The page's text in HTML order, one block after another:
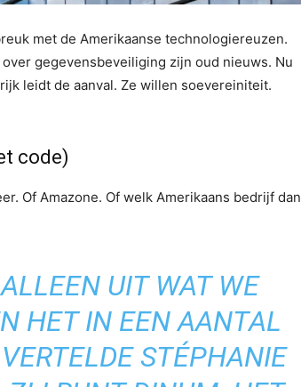
met de Amerikaanse technologiereuzen.
gegevensbeveiliging zijn oud nieuws. Nu
leidt de aanval. Ze willen soevereiniteit.
code)
Of Amazone. Of welk Amerikaans bedrijf dan
UIT WAT WE
HET IN EEN AANTAL
STÉPHANIE